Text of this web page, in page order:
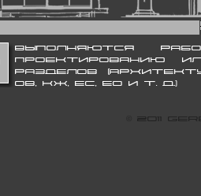
Выполняются
проектированию
разделов
ОВ, КЖ, ЕС, ЕО и т. д.)
© 2011